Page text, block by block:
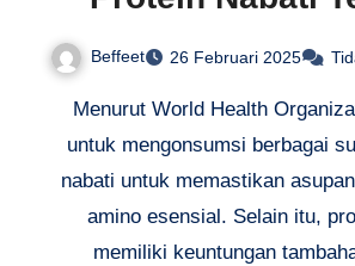
Beffeet 26 Februari 2025
Menurut World Health
untuk mengonsumsi berbagai
nabati untuk memastikan
amino esensial. Selain itu,
memiliki keuntungan